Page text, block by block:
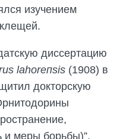
изучением
диссертацию
lahoreпsis (1908) в
докторскую
и меры борьбы)”.